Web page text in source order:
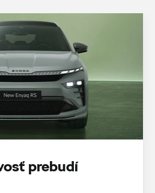
prebudí